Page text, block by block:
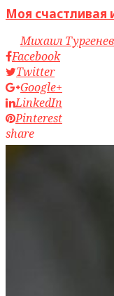
Моя счастливая
byМихаил Тургенев
Facebook
Twitter
Google+
LinkedIn
Pinterest
share